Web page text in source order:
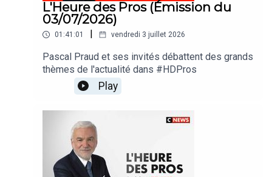
L'Heure des Pros (Émission du
03/07/2026)
01:41:01 | vendredi 3 juillet 2026
Pascal Praud et ses invités débattent des grands
thèmes de l'actualité dans #HDPros
Play